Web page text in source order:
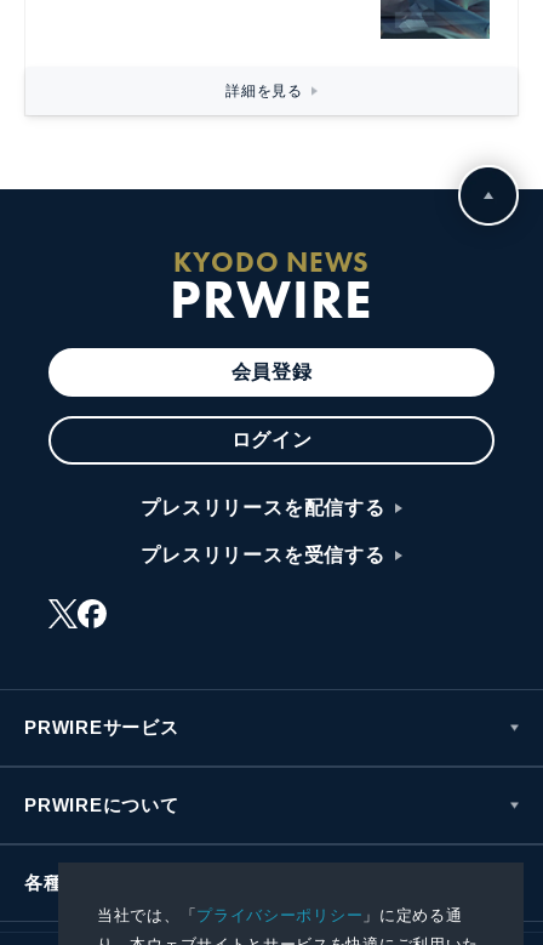
当社では、「プライバシーポリシー 」に定める通
詳細を見る
KYODO NEWS
PRWIRE
会員登録
ログイン
プレスリリースを配信する
プレスリリースを受信する
PRWIREサービス
PRWIREについて
各種お問い合わせ